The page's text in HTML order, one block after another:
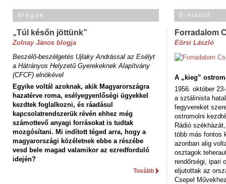
Blogok
„Túl későn jöttünk”
Zolnay János blogja
Beszélő-beszélgetés Ujlaky Andrással az Esélyt
a Hátrányos Helyzetű Gyerekeknek Alapítvány
(CFCF) elnökével
Egyike voltál azoknak, akik Magyarországra
hazatérve roma, esélyegyenlőségi ügyekkel
kezdtek foglalkozni, és ráadásul
kapcsolatrendszerük révén ehhez még
számottevő anyagi forrásokat is tudtak
mozgósítani. Mi indított téged arra, hogy a
magyarországi közéletnek ebbe a részébe
vesd bele magad valamikor az ezredforduló
idején?
Tovább
E-kikötő
Forradalom
Eörsi László
A „kieg”
1956. október
a sztálinista
fegyvereket
ostromolni
Rádió
több más fontos
azonban alig
osztagok
rendőrségi, ipari
eljutottak az
Csepel